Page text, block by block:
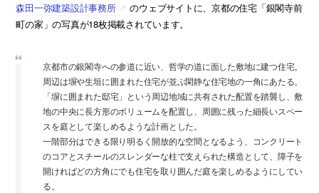
森田一弥建築設計事務所
のウェブサイトに、京都の住宅「銀閣寺前
町の家」の写真が18枚掲載されています。
京都市の銀閣寺への参道に近い、哲学の道に面した敷地に建つ住宅。
周辺は塀や生垣に囲まれた住宅が並ぶ閑静な住宅地の一角にあたる。
「塀に囲まれた邸宅」という周辺地域に共有された配置を踏襲し、敷
地の中央に長方形のボリュームを配置し、周囲に残った細長いスペー
スを庭として楽しめるような計画とした。
一階部分はできる限り明るく開放的な空間となるよう、コンクリート
のコアとスチールのスレンダーな柱で支えられた構造として、障子を
開ければどの方角にでも住宅を取り囲んだ庭を楽しめるようにしてい
る。